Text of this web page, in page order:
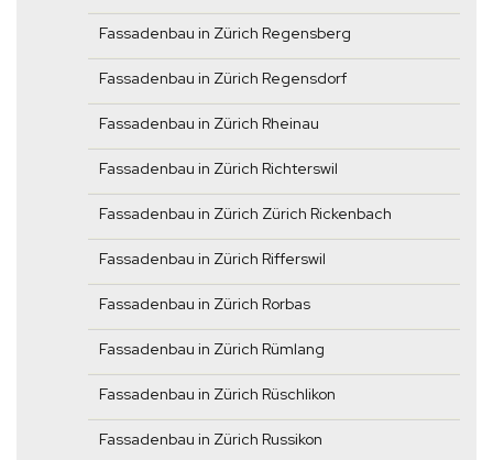
Fassadenbau in Zürich Regensberg
Fassadenbau in Zürich Regensdorf
Fassadenbau in Zürich Rheinau
Fassadenbau in Zürich Richterswil
Fassadenbau in Zürich Zürich Rickenbach
Fassadenbau in Zürich Rifferswil
Fassadenbau in Zürich Rorbas
Fassadenbau in Zürich Rümlang
Fassadenbau in Zürich Rüschlikon
Fassadenbau in Zürich Russikon